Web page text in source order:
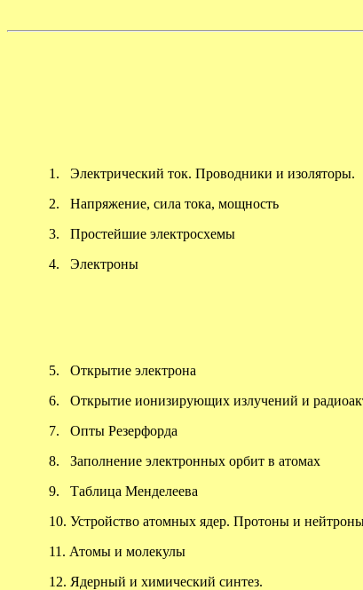
1.
Электрический ток. Проводники и изоляторы.
2.
Напряжение, сила тока, мощность
3.
Простейшие электросхемы
4.
Электроны
5.
Открытие электрона
6.
Открытие ионизирующих излучений и
7.
Опты Резерфорда
8.
Заполнение электронных орбит в атомах
9.
Таблица Менделеева
10. Устройство атомных ядер. Протоны и
11. Атомы и молекулы
12. Ядерный и химический синтез.